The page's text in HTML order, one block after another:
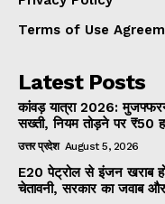
Terms of Use
Latest Posts
कांवड़ यात्रा 2026:
सख्ती, नियम तोड़ने पर ₹50
उत्तर प्रदेश August 5, 2026
E20 पेट्रोल से इंजन खराब
चेतावनी, सरकार का जवाब